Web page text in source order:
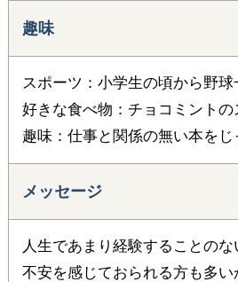
趣味
スポーツ：小学生の頃から野球
好きな食べ物：チョコミントの
趣味：仕事と関係の無い本をじ
メッセージ
人生であまり経験することの
不安を感じておられる方も多い